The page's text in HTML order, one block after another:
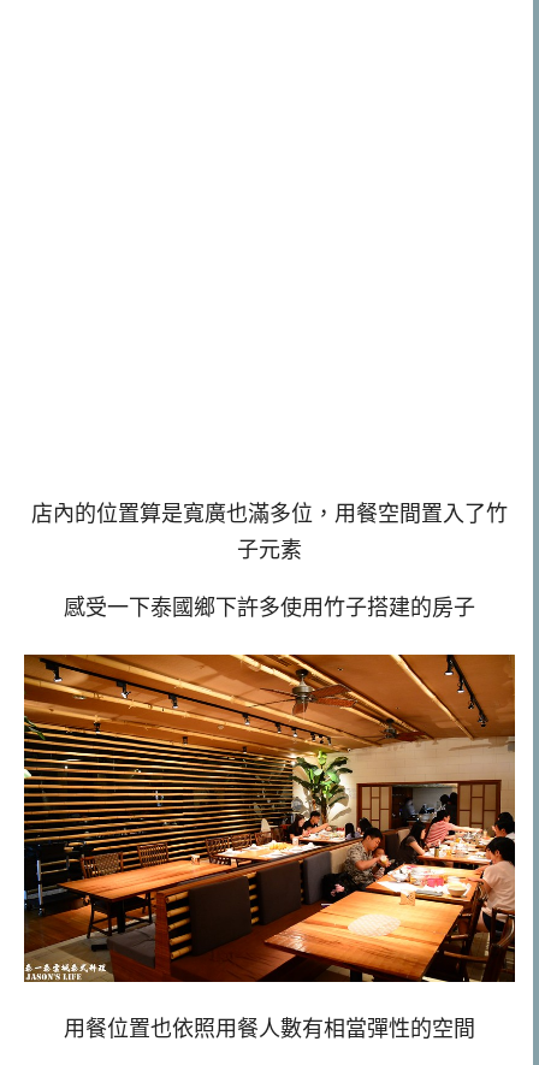
店內的位置算是寬廣也滿多位，用餐空間置入了竹
子元素
感受一下泰國鄉下許多使用竹子搭建的房子
用餐位置也依照用餐人數有相當彈性的空間